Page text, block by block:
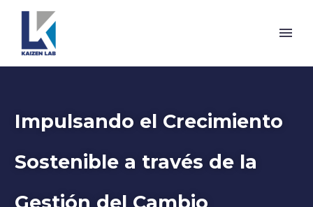
Impulsando el Crecimiento
Sostenible a través de la